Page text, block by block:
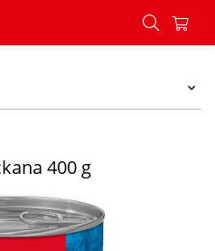
sjeckana 400 g - Konzum
400 g